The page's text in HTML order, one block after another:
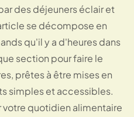
des déjeuners éclair et
se décompose en
qu'il y a d'heures dans
section pour faire le
prêtes à être mises en
simples et accessibles.
votre quotidien alimentaire